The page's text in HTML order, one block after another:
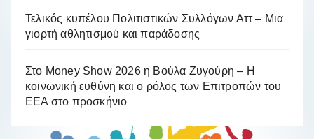
Τελικός κυπέλου Πολιτιστικών Συλλόγων Αττ – Μια
γιορτή αθλητισμού και παράδοσης
Στο Money Show 2026 η Βούλα Ζυγούρη – Η
κοινωνική ευθύνη και ο ρόλος των Επιτροπών του
ΕΕΑ στο προσκήνιο